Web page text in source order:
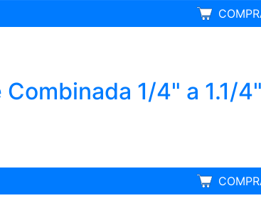
MELHOR
1/4" a 1.1/
MELHOR